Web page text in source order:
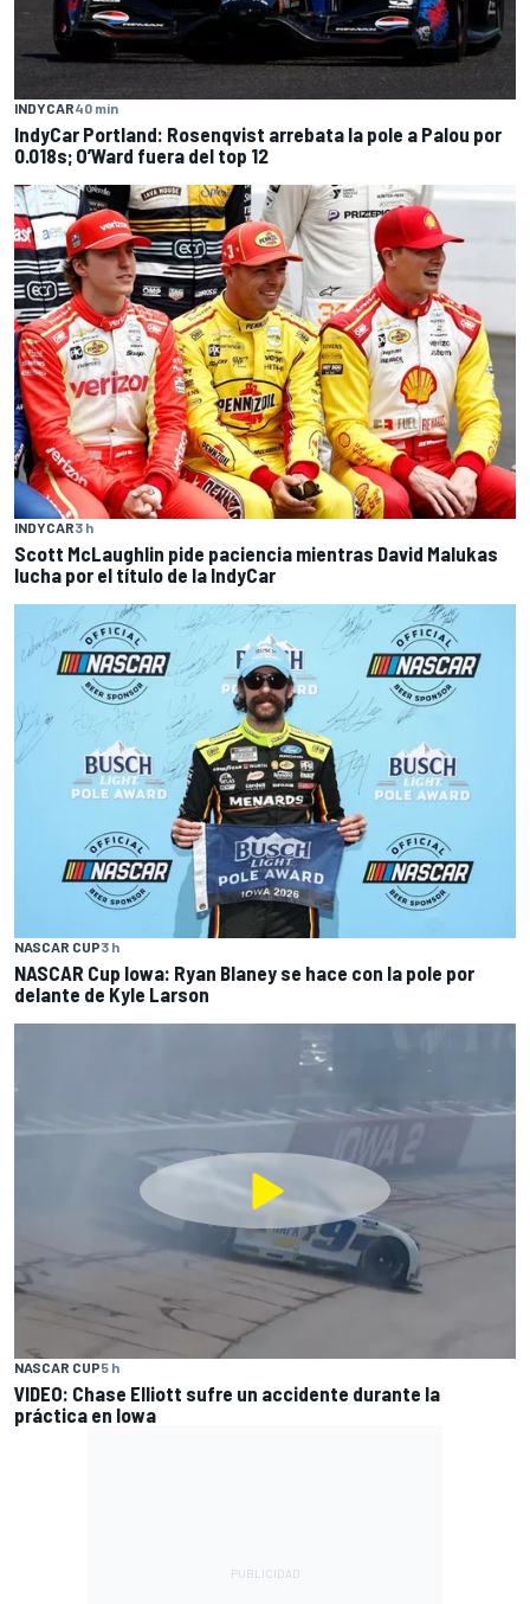
INDYCAR40 min
IndyCar Portland: Rosenqvist arrebata la pole a Palou por
0.018s; O’Ward fuera del top 12
INDYCAR3 h
Scott McLaughlin pide paciencia mientras David Malukas
lucha por el título de la IndyCar
NASCAR CUP3 h
NASCAR Cup Iowa: Ryan Blaney se hace con la pole por
delante de Kyle Larson
NASCAR CUP5 h
VIDEO: Chase Elliott sufre un accidente durante la
práctica en Iowa